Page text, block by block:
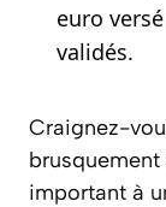
euro
validés.
Craignez-
important à